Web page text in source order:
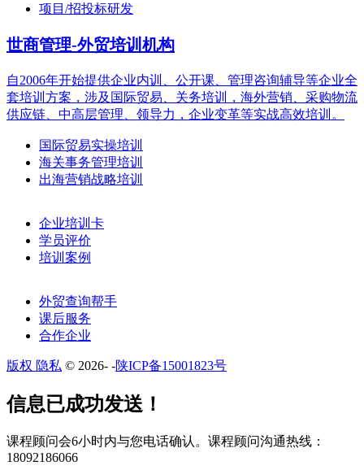
项目/招投标研发
世商管理-外贸培训机构
自2006年开始提供企业内训、公开课、管理咨询辅导等企业全
套培训方案，涉及国际贸易、关务培训，海外营销、采购物流
供应链、中高层管理、领导力，企业变革等实战高效培训。
国际贸易实操培训
海关事务管理培训
出海营销战略培训
企业培训卡
学员评价
培训案例
外贸查询帮手
课后服务
合作企业
版权 隐私 © 2026- -陕ICP备15001823号
​​信息已成功发送！
课程顾问会6小时内与您电话确认。​课程顾问沟通热线：
18092186066